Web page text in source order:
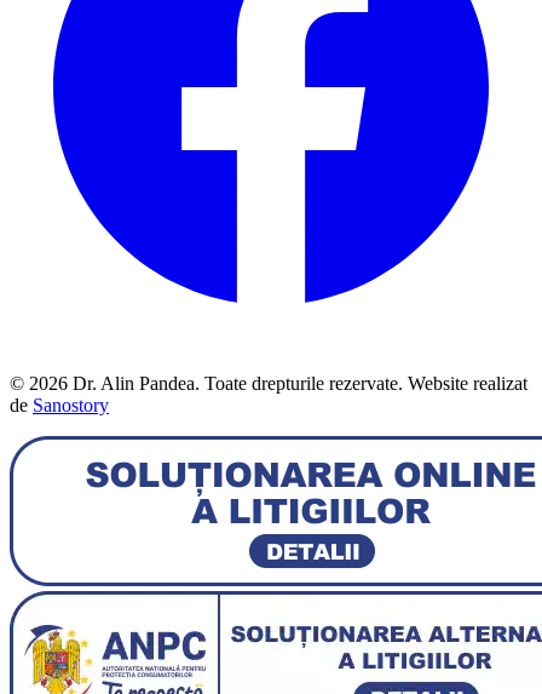
© 2026 Dr. Alin Pandea. Toate drepturile rezervate. Website realizat
de Sanostory